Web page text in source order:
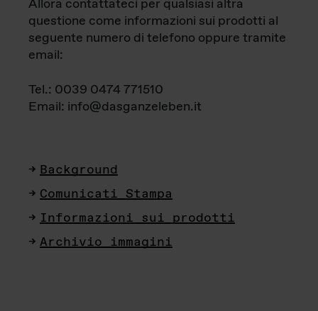
Allora contattateci per qualsiasi altra
questione come informazioni sui prodotti al
seguente numero di telefono oppure tramite
email:
Tel.: 0039 0474 771510
Email: info@dasganzeleben.it
Background
Comunicati Stampa
Informazioni sui prodotti
Archivio immagini